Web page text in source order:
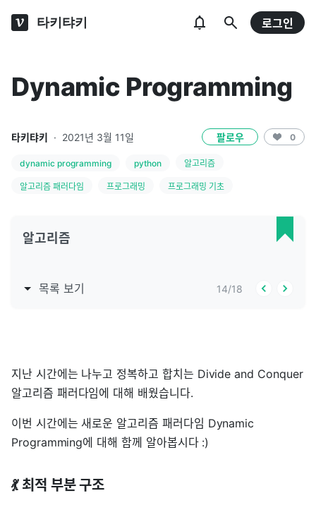
타키탸키 로그인
Dynamic Programming
타키탸키 · 2021년 3월 11일 팔로우 0
dynamic programming python 알고리즘
알고리즘 패러다임 프로그래밍 프로그래밍 기초
알고리즘
목록 보기 14/18
지난 시간에는 나누고 정복하고 합치는 Divide and Conquer
알고리즘 패러다임에 대해 배웠습니다.
이번 시간에는 새로운 알고리즘 패러다임 Dynamic
Programming에 대해 함께 알아봅시다 :)
💃 최적 부분 구조